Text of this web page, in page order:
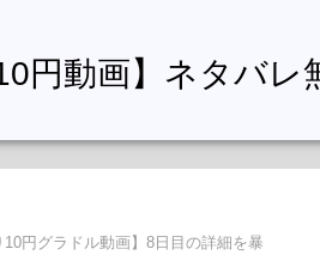
円動画】ネタバレ
円グラドル動画】8日目の詳細を暴